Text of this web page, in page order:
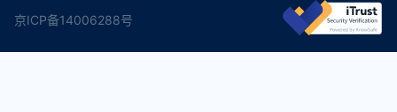
京ICP备14006288号